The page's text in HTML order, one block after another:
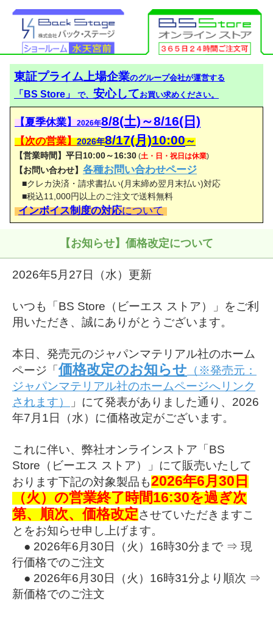
東証プライム上場企業のグループ会社が運営する
「BS Store」 で、 安心してお買い求めください。
【夏季休業】2026年8/8(土)～8/16(日)
【次の営業】2026年8/17(月)10:00～
【営業時間】平日10:00～16:30 (土・日・祝日は休業)
【お問い合わせ】 各種お問い合わせページ
■クレカ決済・請求書払い(月末締め翌月末払い)対応
■税込11,000円以上のご注文で送料無料
インボイス制度の対応について
【お知らせ】価格改定について
2026年5月27日（水）更新
いつも「BS Store（ビーエス ストア）」をご利
用いただき、誠にありがとうございます。
本日、発売元のジャパンマテリアル社のホーム
ページ「価格改定のお知らせ （※発売元：
ジャパンマテリアル社のホームページへリンク
されます）
」にて発表がありました通り、2026
年7月1日（水）に価格改定がございます。
これに伴い、弊社オンラインストア「BS
Store（ビーエス ストア）」にて販売いたして
おります下記の対象製品も2026年6月30日
（火）の営業終了時間16:30を過ぎ次
第、順次、価格改定させていただきますこ
とをお知らせ申し上げます。
● 2026年6月30日（火）16時30分まで ⇒ 現
行価格でのご注文
● 2026年6月30日（火）16時31分より順次 ⇒
新価格でのご注文